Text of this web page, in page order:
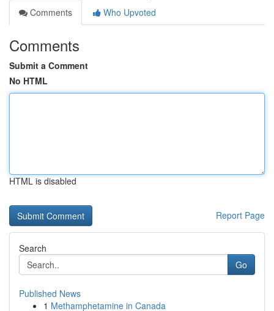
Comments
Who Upvoted
Comments
Submit a Comment
No HTML
HTML is disabled
Report Page
Search
Go
Published News
1 Methamphetamine in Canada